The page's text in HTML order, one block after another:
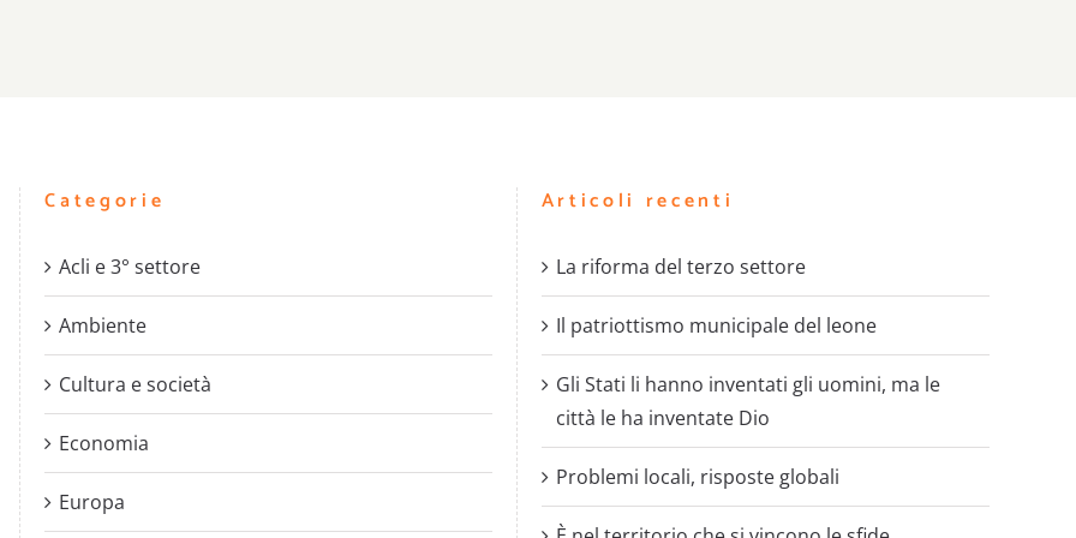
Categorie
Acli e 3° settore
Ambiente
Cultura e società
Economia
Europa
Articoli recenti
La riforma del terzo settore
Il patriottismo municipale del leone
Gli Stati li hanno inventati gli uomini, ma le
città le ha inventate Dio
Problemi locali, risposte globali